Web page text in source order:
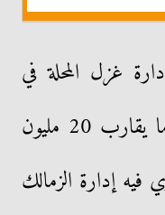
غزل المحلة في
رحيل اللاعب ولكنها تطلب ما يقارب 20 مليون
إدارة الزمالك